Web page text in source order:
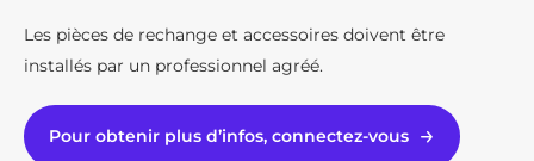
Les pièces de rechange et accessoires doivent être
installés par un professionnel agréé.
Pour obtenir plus d’infos, connectez-vous